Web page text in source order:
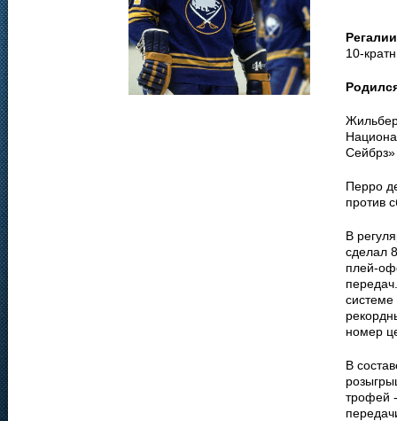
10-
Перро
против
В
сделал
плей-
системе
номер
В
трофей